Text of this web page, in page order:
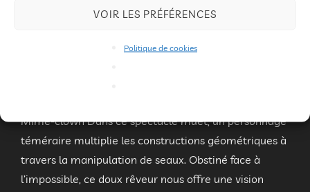
VOIR LES PRÉFÉRENCES
Politique de cookies
« Bakéké » : par Fabrizio Rosselli
Bruno DROGUE 2022
Mime-clown Dans ce spectacle muet, un personnage
téméraire multiplie les constructions géométriques à
travers la manipulation de seaux. Obstiné face à
l’impossible, ce doux rêveur nous offre une vision